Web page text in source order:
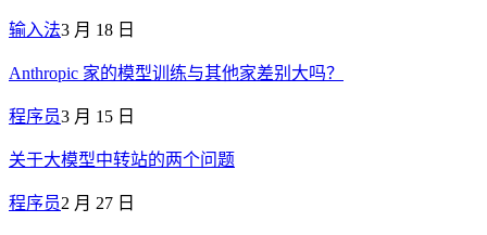
输入法3 月 18 日
Anthropic 家的模型训练与其他家差别大吗？
程序员3 月 15 日
关于大模型中转站的两个问题
程序员2 月 27 日